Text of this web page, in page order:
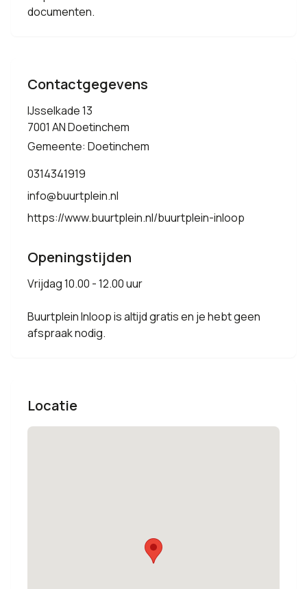
documenten.
Contactgegevens
IJsselkade 13
7001 AN Doetinchem
Gemeente: Doetinchem
0314341919
info@buurtplein.nl
https://www.buurtplein.nl/buurtplein-inloop
Openingstijden
Vrijdag 10.00 - 12.00 uur
Buurtplein Inloop is altijd gratis en je hebt geen
afspraak nodig.
Locatie